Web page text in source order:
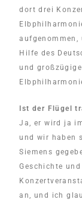
dort drei
aufgenommen,
Hilfe des
und
Ist der Flügel
Ja, er wird ja
und wir haben
Siemens
Geschichte
an, und ich